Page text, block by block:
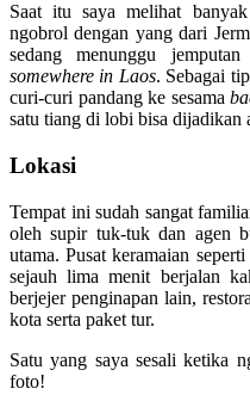
Saat itu saya melihat banyak
ngobrol dengan yang dari
sedang menunggu
somewhere in Laos. Sebagai
curi-curi pandang ke sesama
satu tiang di lobi bisa dijadikan
Lokasi
Tempat ini sudah sangat
oleh supir tuk-tuk dan agen
utama. Pusat keramaian
sejauh lima menit berjalan
berjejer penginapan lain,
kota serta paket tur.
Satu yang saya sesali ketika
foto!